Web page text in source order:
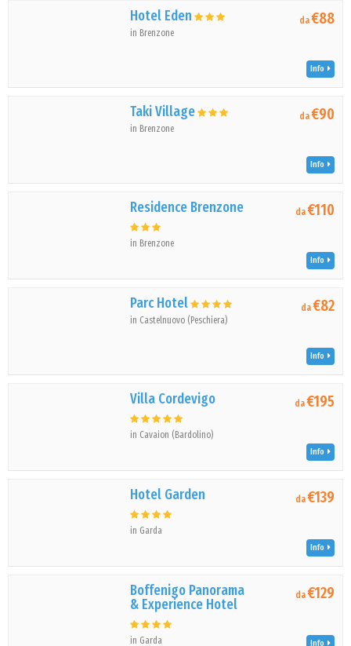
Hotel Eden
in Brenzone
da€88
Info
Taki Village
in Brenzone
da€90
Info
Residence Brenzone
in Brenzone
da€110
Info
Parc Hotel
in Castelnuovo (Peschiera)
da€82
Info
Villa Cordevigo
in Cavaion (Bardolino)
da€195
Info
Hotel Garden
in Garda
da€139
Info
Boffenigo Panorama
& Experience Hotel
in Garda
da€129
Info